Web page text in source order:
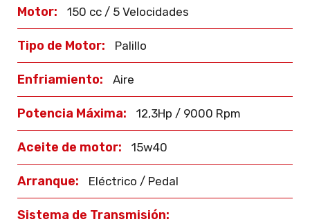
Motor: 150 cc / 5 Velocidades
Tipo de Motor: Palillo
Enfriamiento: Aire
Potencia Máxima: 12,3Hp / 9000 Rpm
Aceite de motor: 15w40
Arranque: Eléctrico / Pedal
Sistema de Transmisión: